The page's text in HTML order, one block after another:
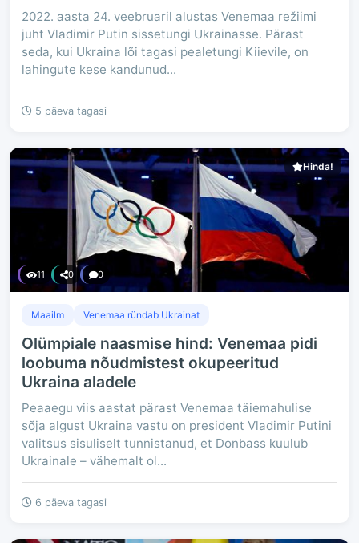
2022. aasta 24. veebruaril alustas Venemaa režiimi
juht Vladimir Putin sissetungi Ukrainasse. Pärast
seda, kui Ukraina lõi tagasi pealetungi Kiievile, on
lahingute kese kandunud...
5 päeva tagasi
Hinda!
11 0 0
Maailm Venemaa ründab Ukrainat
Olümpiale naasmise hind: Venemaa pidi
loobuma nõudmistest okupeeritud
Ukraina aladele
Peaaegu viis aastat pärast Venemaa täiemahulise
sõja algust Ukraina vastu on president Vladimir Putini
valitsus sisuliselt tunnistanud, et Donbass kuulub
Ukrainale – vähemalt ol...
6 päeva tagasi